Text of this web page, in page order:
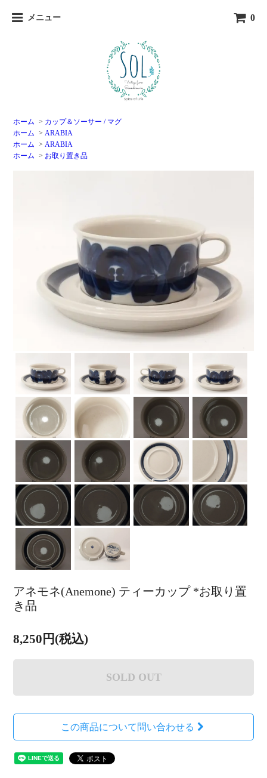
メニュー 0
ホーム > カップ＆ソーサー / マグ
ホーム > ARABIA
ホーム > ARABIA
ホーム > お取り置き品
アネモネ(Anemone) ティーカップ *お取り置
き品
8,250円(税込)
SOLD OUT
この商品について問い合わせる